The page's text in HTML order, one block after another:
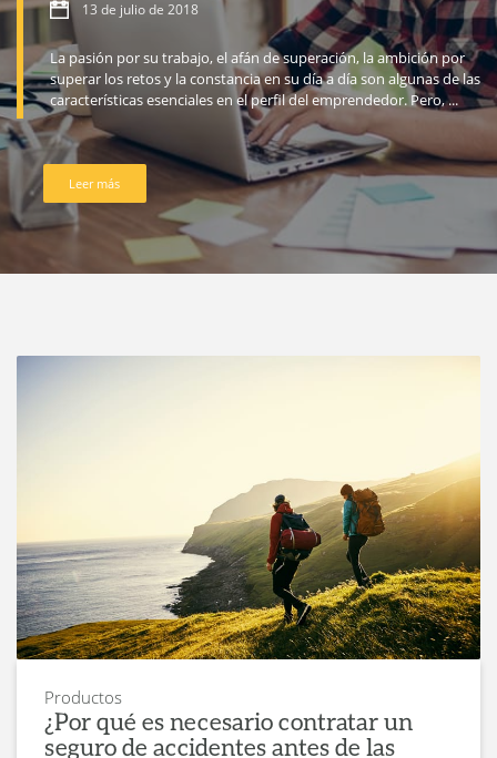
13 de julio de 2018
La pasión por su trabajo, el afán de superación, la ambición por
superar los retos y la constancia en su día a día son algunas de las
características esenciales en el perfil del emprendedor. Pero, ...
Leer más
Productos
¿Por qué es necesario contratar un
seguro de accidentes antes de las